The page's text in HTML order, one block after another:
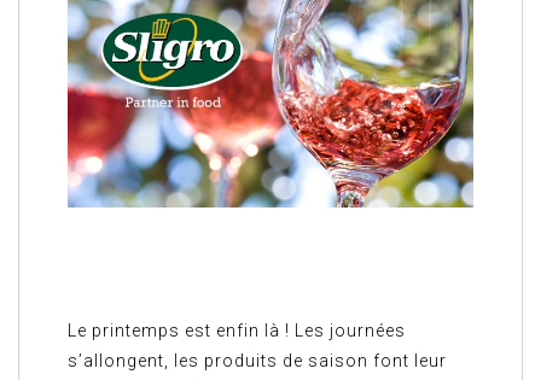
Le printemps est enfin là ! Les journées
s’allongent, les produits de saison font leur